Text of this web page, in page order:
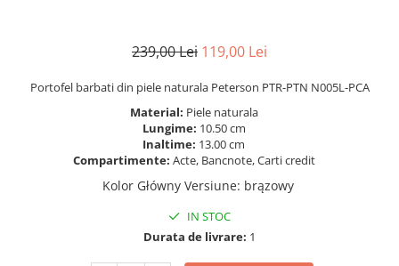
239,00 Lei 119,00 Lei
Portofel barbati din piele naturala Peterson PTR-PTN N005L-PCA
Material: Piele naturala
Lungime: 10.50 cm
Inaltime: 13.00 cm
Compartimente: Acte, Bancnote, Carti credit
Kolor Główny Versiune: brązowy
IN STOC
Durata de livrare: 1